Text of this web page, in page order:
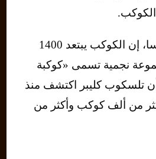
الكوكب.
فيما قالت وكالة ناسا، إن الكوكب يبتعد 1400
نجمية تسمى «كوكبة
تلسكوب كليبر اكتشف منذ
فى 2009 أكثر من ألف كوكب وأكثر من